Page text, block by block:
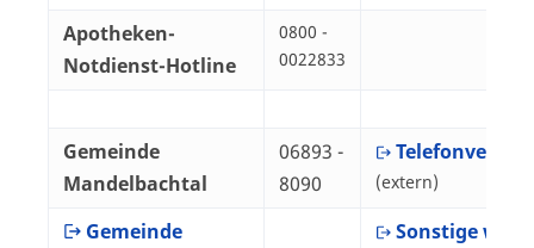
Apotheken-
Notdienst-Hotline
0800 -
0022833
Gemeinde
Mandelbachtal
06893 -
8090
(extern)
Gemeinde
Sonstige